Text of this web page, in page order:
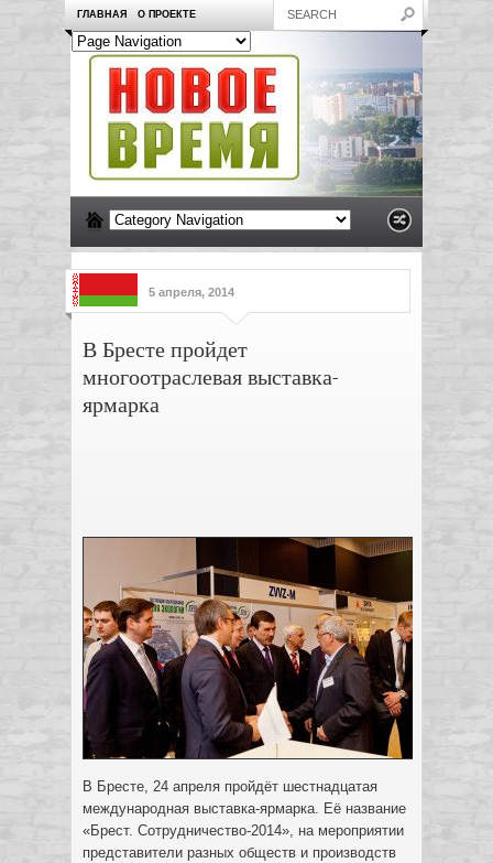
ГЛАВНАЯ О ПРОЕКТЕ
5 апреля, 2014
В Бресте пройдет
многоотраслевая выставка-
ярмарка
В Бресте, 24 апреля пройдёт шестнадцатая
международная выставка-ярмарка. Её название
«Брест. Сотрудничество-2014», на мероприятии
представители разных обществ и производств